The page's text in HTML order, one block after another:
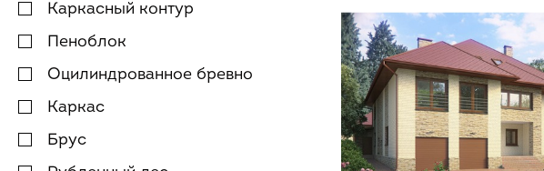
Каркасный контур
Пеноблок
Оцилиндрованное бревно
Каркас
Брус